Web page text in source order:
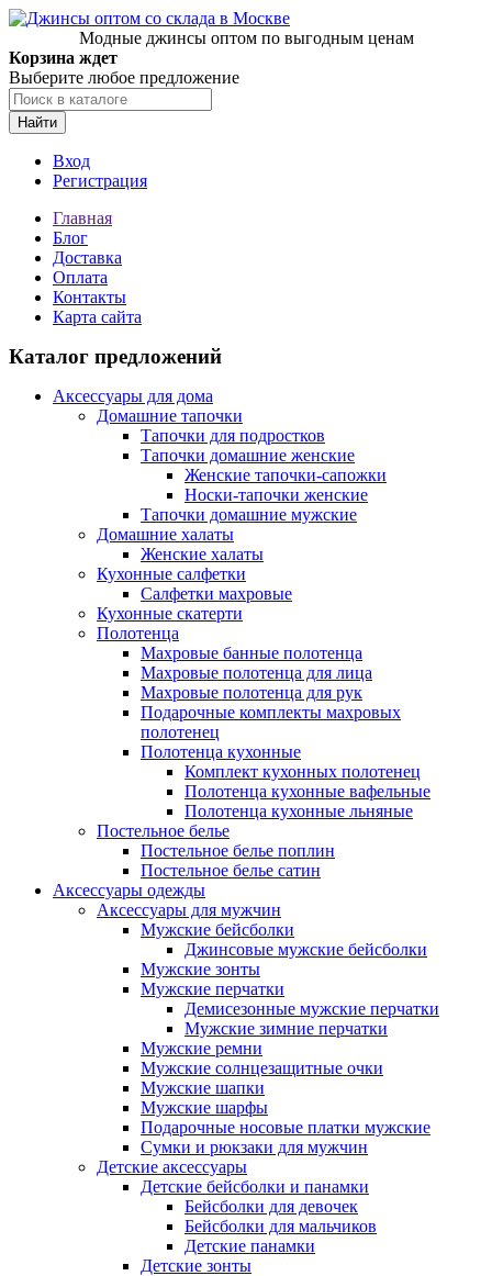
Модные джинсы оптом по выгодным ценам
Корзина ждет
Выберите любое предложение
Найти
Вход
Регистрация
Главная
Блог
Доставка
Оплата
Контакты
Карта сайта
Каталог предложений
Аксессуары для дома
Домашние тапочки
Тапочки для подростков
Тапочки домашние женские
Женские тапочки-сапожки
Носки-тапочки женские
Тапочки домашние мужские
Домашние халаты
Женские халаты
Кухонные салфетки
Салфетки махровые
Кухонные скатерти
Полотенца
Махровые банные полотенца
Махровые полотенца для лица
Махровые полотенца для рук
Подарочные комплекты махровых
полотенец
Полотенца кухонные
Комплект кухонных полотенец
Полотенца кухонные вафельные
Полотенца кухонные льняные
Постельное белье
Постельное белье поплин
Постельное белье сатин
Аксессуары одежды
Аксессуары для мужчин
Мужские бейсболки
Джинсовые мужские бейсболки
Мужские зонты
Мужские перчатки
Демисезонные мужские перчатки
Мужские зимние перчатки
Мужские ремни
Мужские солнцезащитные очки
Мужские шапки
Мужские шарфы
Подарочные носовые платки мужские
Сумки и рюкзаки для мужчин
Детские аксессуары
Детские бейсболки и панамки
Бейсболки для девочек
Бейсболки для мальчиков
Детские панамки
Детские зонты